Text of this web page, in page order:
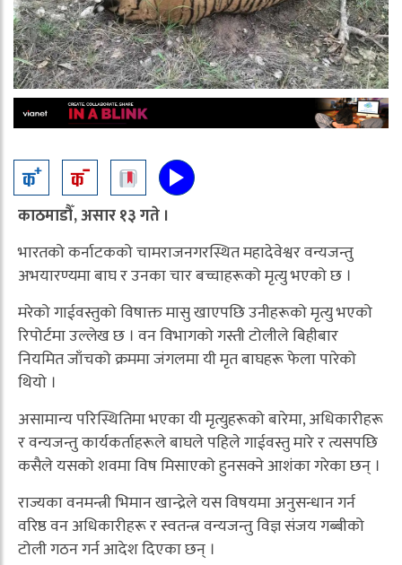
काठमाडौँ, असार १३ गते ।
भारतको कर्नाटकको चामराजनगरस्थित महादेवेश्वर वन्यजन्तु
अभयारण्यमा बाघ र उनका चार बच्चाहरूको मृत्यु भएको छ ।
मरेको गाईवस्तुको विषाक्त मासु खाएपछि उनीहरूको मृत्यु भएको
रिपोर्टमा उल्लेख छ । वन विभागको गस्ती टोलीले बिहीबार
नियमित जाँचको क्रममा जंगलमा यी मृत बाघहरू फेला पारेको
थियो ।
असामान्य परिस्थितिमा भएका यी मृत्युहरूको बारेमा, अधिकारीहरू
र वन्यजन्तु कार्यकर्ताहरूले बाघले पहिले गाईवस्तु मारे र त्यसपछि
कसैले यसको शवमा विष मिसाएको हुनसक्ने आशंका गरेका छन् ।
राज्यका वनमन्त्री भिमान खान्द्रेले यस विषयमा अनुसन्धान गर्न
वरिष्ठ वन अधिकारीहरू र स्वतन्त्र वन्यजन्तु विज्ञ संजय गब्बीको
टोली गठन गर्न आदेश दिएका छन् ।